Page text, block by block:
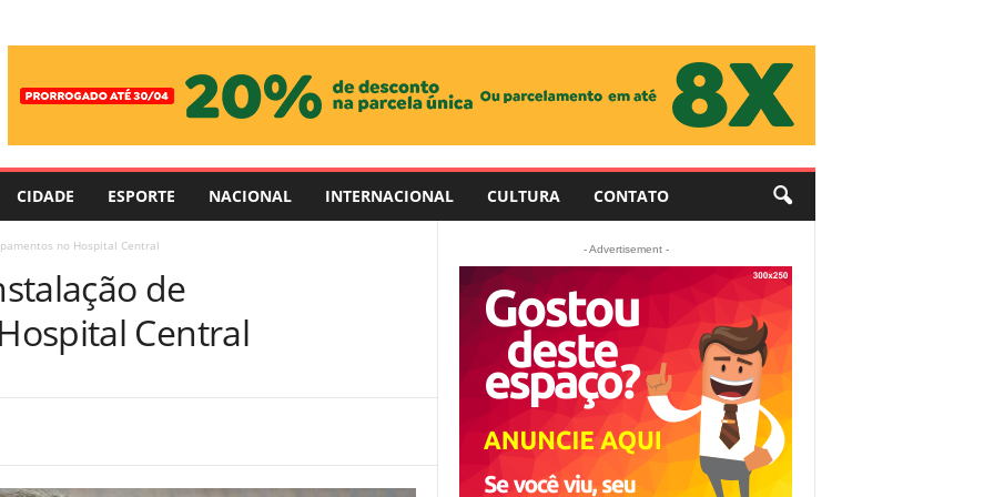
CIDADE ESPORTE NACIONAL INTERNACIONAL CULTURA CONTATO
no Hospital Central
de
Central
- Advertisement -